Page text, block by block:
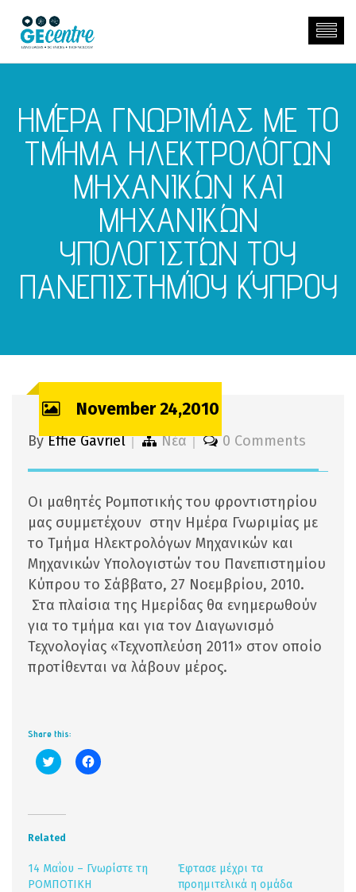
ΗΜΈΡΑ ΓΝΩΡΙΜΊΑΣ ΜΕ ΤΟ
ΤΜΉΜΑ ΗΛΕΚΤΡΟΛΌΓΩΝ
ΜΗΧΑΝΙΚΏΝ ΚΑΙ
ΜΗΧΑΝΙΚΏΝ
ΥΠΟΛΟΓΙΣΤΏΝ ΤΟΥ
ΠΑΝΕΠΙΣΤΗΜΊΟΥ ΚΎΠΡΟΥ
November 24,2010
ByEffie Gavriel Νέα 0 Comments
Οι μαθητές Ρομποτικής του φροντιστηρίου
μας συμμετέχουν στην Ημέρα Γνωριμίας με
το Τμήμα Ηλεκτρολόγων Μηχανικών και
Μηχανικών Υπολογιστών του Πανεπιστημίου
Κύπρου το Σάββατο, 27 Νοεμβρίου, 2010.
Στα πλαίσια της Ημερίδας θα ενημερωθούν
για το τμήμα και για τον Διαγωνισμό
Τεχνολογίας «Τεχνοπλεύση 2011» στον οποίο
προτίθενται να λάβουν μέρος.
Share this:
Click
to
(Opens
new
window)
Click
to
Related
14 Μαΐου – Γνωρίστε τη
ΡΟΜΠΟΤΙΚΗ
Έφτασε μέχρι τα
προημιτελικά η ομάδα